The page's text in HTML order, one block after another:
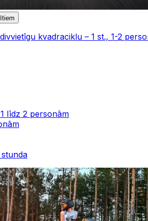
kvadraciklu – 1 st., 1-2
līdz 2 personām
stunda